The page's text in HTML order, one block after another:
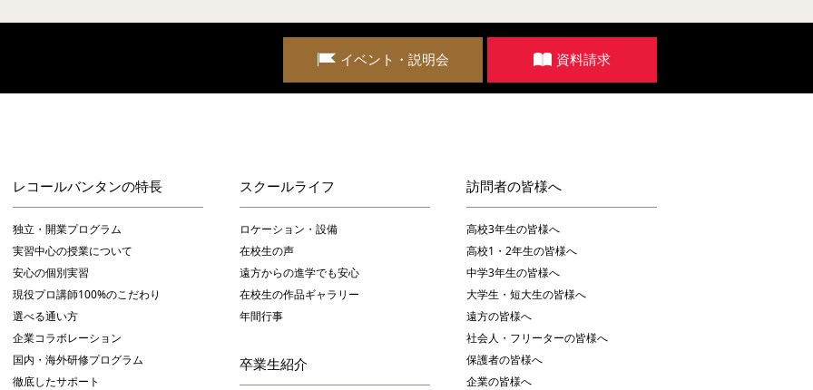
イベント・説明会 資料請求
レコールバンタンの特長
独立・開業プログラム
実習中心の授業について
安心の個別実習
現役プロ講師100%のこだわり
選べる通い方
企業コラボレーション
国内・海外研修プログラム
徹底したサポート
スクールライフ
ロケーション・設備
在校生の声
遠方からの進学でも安心
在校生の作品ギャラリー
年間行事
卒業生紹介
訪問者の皆様へ
高校3年生の皆様へ
高校1・2年生の皆様へ
中学3年生の皆様へ
大学生・短大生の皆様へ
遠方の皆様へ
社会人・フリーターの皆様へ
保護者の皆様へ
企業の皆様へ